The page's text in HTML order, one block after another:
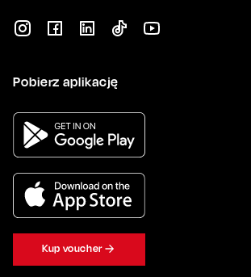
Pobierz aplikację
Kup voucher